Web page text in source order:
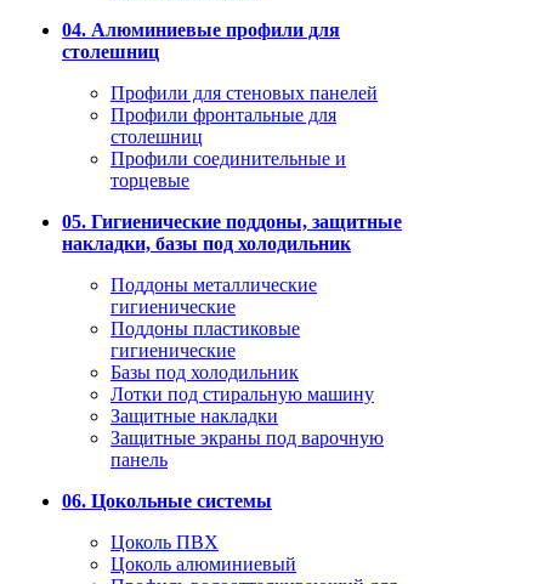
04. Алюминиевые профили для
столешниц
Профили для стеновых панелей
Профили фронтальные для
столешниц
Профили соединительные и
торцевые
05. Гигиенические поддоны, защитные
накладки, базы под холодильник
Поддоны металлические
гигиенические
Поддоны пластиковые
гигиенические
Базы под холодильник
Лотки под стиральную машину
Защитные накладки
Защитные экраны под варочную
панель
06. Цокольные системы
Цоколь ПВХ
Цоколь алюминиевый